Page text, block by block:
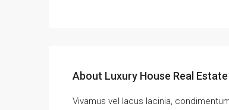
About Luxury House Real Estate
Vivamus vel lacus lacinia,